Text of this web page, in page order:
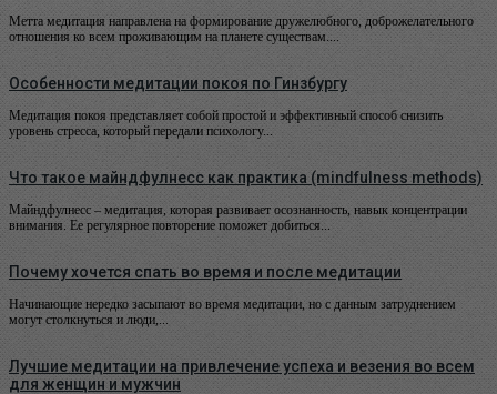
Метта медитация направлена на формирование дружелюбного, доброжелательного
отношения ко всем проживающим на планете существам....
Особенности медитации покоя по Гинзбургу
Медитация покоя представляет собой простой и эффективный способ снизить
уровень стресса, который передали психологу...
Что такое майндфулнесс как практика (mindfulness methods)
Майндфулнесс – медитация, которая развивает осознанность, навык концентрации
внимания. Ее регулярное повторение поможет добиться...
Почему хочется спать во время и после медитации
Начинающие нередко засыпают во время медитации, но с данным затруднением
могут столкнуться и люди,...
Лучшие медитации на привлечение успеха и везения во всем
для женщин и мужчин